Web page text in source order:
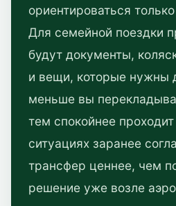
ориентироваться
Для семейной поездки
будут документы,
и вещи, которые нужны
меньше вы
тем спокойнее
ситуациях заранее
трансфер ценнее, чем
решение уже возле